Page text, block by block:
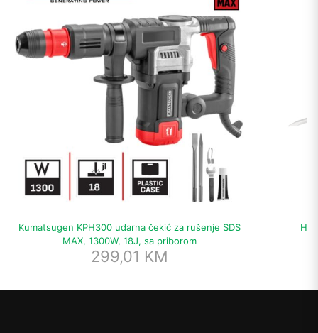
Kumatsugen KPH300 udarna čekić za rušenje SDS
MAX, 1300W, 18J, sa priborom
299,01 KM